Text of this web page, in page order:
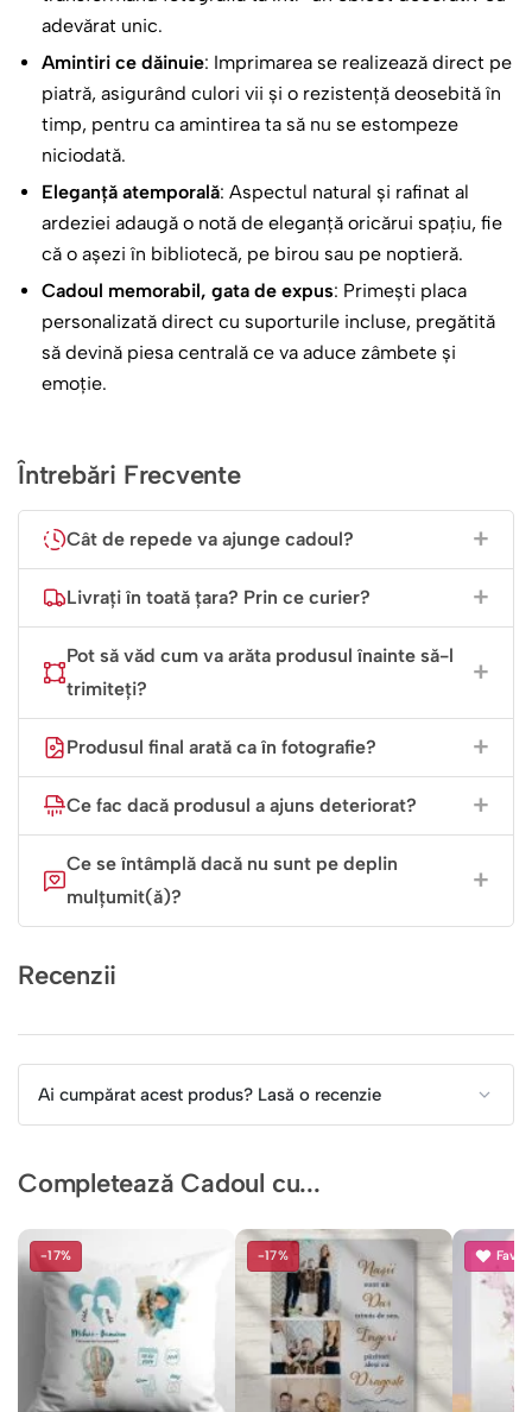
adevărat unic.
Amintiri ce dăinuie: Imprimarea se realizează direct pe
piatră, asigurând culori vii și o rezistență deosebită în
timp, pentru ca amintirea ta să nu se estompeze
niciodată.
Eleganță atemporală: Aspectul natural și rafinat al
ardeziei adaugă o notă de eleganță oricărui spațiu, fie
că o așezi în bibliotecă, pe birou sau pe noptieră.
Cadoul memorabil, gata de expus: Primești placa
personalizată direct cu suporturile incluse, pregătită
să devină piesa centrală ce va aduce zâmbete și
emoție.
Întrebări Frecvente
Cât de repede va ajunge cadoul?
Livrați în toată țara? Prin ce curier?
Pot să văd cum va arăta produsul înainte să-l
trimiteți?
Produsul final arată ca în fotografie?
Ce fac dacă produsul a ajuns deteriorat?
Ce se întâmplă dacă nu sunt pe deplin
mulțumit(ă)?
Recenzii
Ai cumpărat acest produs? Lasă o recenzie
Completează Cadoul cu...
-17% -17%